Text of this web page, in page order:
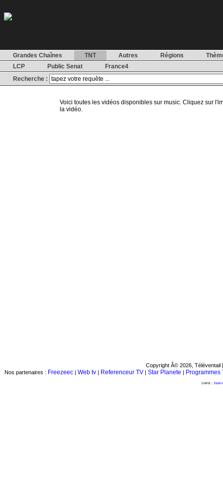
Grandes Chaînes TNT Autres Régions
LCP
Public Senat
France4
Recherche :
Voici toutes les vidéos disponibles sur music. Cliquez sur
la vidéo.
Copyright Â© 2026, Téléventail
Nos partenaires : Freezeec| Web tv| Referenceur TV| Star Planete | Programmes
Liens :